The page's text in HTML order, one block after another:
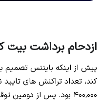
ازدحام برداشت بیت
پیش از اینکه بایننس تصمیم
کند، تعداد تراکنش های
۴۰۰٬۰۰۰ بود. پس از